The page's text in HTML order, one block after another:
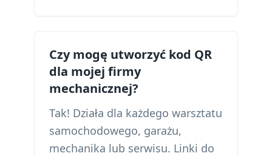
Czy mogę utworzyć kod QR
dla mojej firmy
mechanicznej?
Tak! Działa dla każdego warsztatu
samochodowego, garażu,
mechanika lub serwisu. Linki do